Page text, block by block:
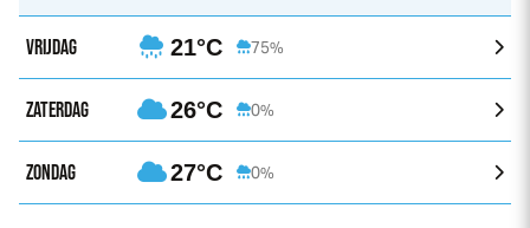
VRIJDAG 21°C 75%
ZATERDAG 26°C 0%
ZONDAG 27°C 0%